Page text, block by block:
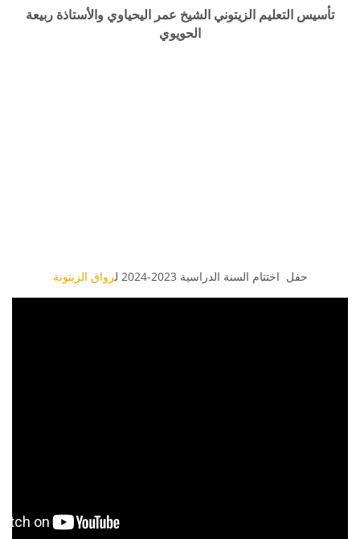
تأسيس التعليم الزيتوني الشيخ عمر اليحياوي والأستاذة ربيعة
الحويوي
حفل اختتام السنة الدراسية 2023-2024 ل رواق الزيتونة